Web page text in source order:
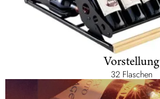
Vorstellung
32 Flaschen